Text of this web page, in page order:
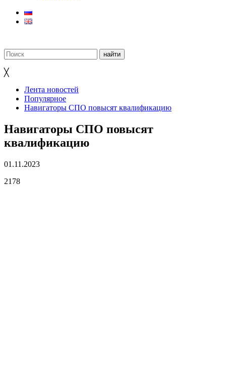
╳
Лента новостей
Популярное
Навигаторы СПО повысят квалификацию
Навигаторы СПО повысят
квалификацию
01.11.2023
2178